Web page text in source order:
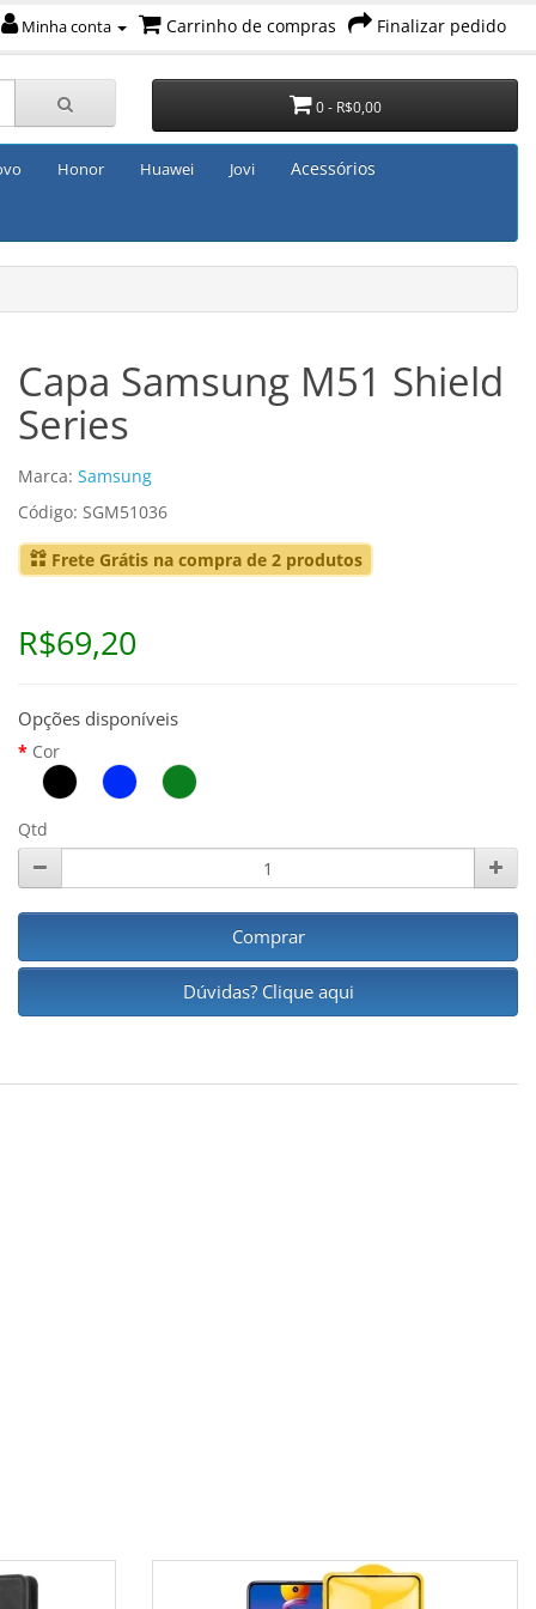
Minha conta Carrinho de compras Finalizar pedido
0 - R$0,00
Honor Huawei Jovi Acessórios
Capa Samsung M51 Shield
Series
Marca: Samsung
Código: SGM51036
Frete Grátis na compra de 2 produtos
R$69,20
Opções disponíveis
Cor
Qtd
Comprar
Dúvidas? Clique aqui